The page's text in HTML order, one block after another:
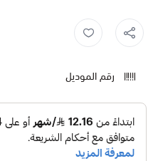
رقم الموديل